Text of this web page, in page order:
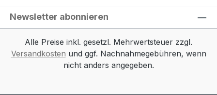
Newsletter abonnieren
Alle Preise inkl. gesetzl. Mehrwertsteuer zzgl.
Versandkosten und ggf. Nachnahmegebühren, wenn
nicht anders angegeben.